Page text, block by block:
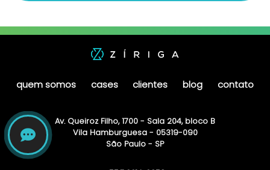
quem somos cases clientes blog contato
Av. Queiroz Filho, 1700 - Sala 204, bloco B
Vila Hamburguesa - 05319-090
São Paulo - SP